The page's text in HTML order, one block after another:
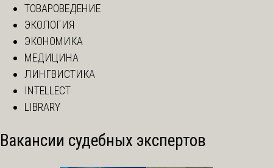
ТОВАРОВЕДЕНИЕ
ЭКОЛОГИЯ
ЭКОНОМИКА
МЕДИЦИНА
ЛИНГВИСТИКА
INTELLECT
LIBRARY
Вакансии судебных экспертов